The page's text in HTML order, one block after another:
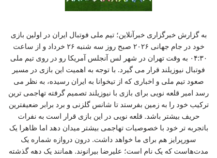
به گزارش خبرگزاری خبرآنلاین؛ تیم ملی فوتبال ایران در اولین بازی
خود در جام جهانی ۲۰۲۶ صبح روز سه شنبه ۲۶ خرداد و از ساعت
۰۴:۳۰ به وقت تهران در شهر لس آنجلس آمریکا رو در روی تیم ملی
فوتبال نیوزیلند قرار می گیرد. با توجه به اهمیت این بازی در مسیر
صعود تیم ملی و اخباری که از تیخوانا به ایران رسیده، به نظر می
رسد امیر قلعه نویی برای بازی با نیوزیلند تصمیم گرفته تهاجمی ترین
ترکیب خود را به زمین بفرستد تا شانس گلزنی و برد برابر ضعیفترین
حریف بیشتر باشد. قلعه نویی در این بازی قرار است به نفرات
باتجربه تر خود با خصوصیات تهاجمی بیشتر میدان دهد اما ظاهرا یک
سورپرایز هم برای ما خواهد داشت. درون دروازه شماره یک
مدت‌هاست که یک نام است؛ علیرضا بیرانوند. همانند یک دهه گذشته